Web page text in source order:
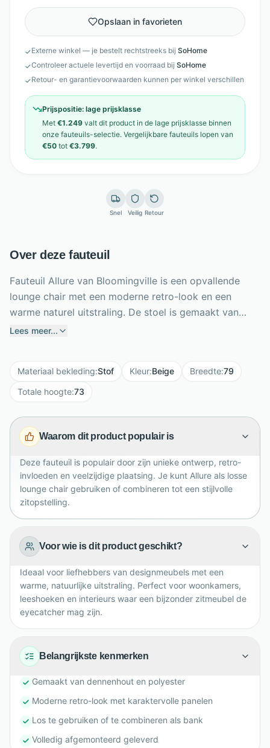
Opslaan in favorieten
✓Externe winkel — je bestelt rechtstreeks bij SoHome
✓Controleer actuele levertijd en voorraad bij SoHome
✓Retour- en garantievoorwaarden kunnen per winkel verschillen
Prijspositie: lage prijsklasse
Met €1.249 valt dit product in de lage prijsklasse binnen
onze fauteuils-selectie. Vergelijkbare fauteuils lopen van
€50 tot €3.799.
Snel Veilig Retour
Over deze fauteuil
Fauteuil Allure van Bloomingville is een opvallende
lounge chair met een moderne retro-look en een
warme naturel uitstraling. De stoel is gemaakt van
dennenhout en polyester, waardoor hij stevig aanvoelt
uitstraling. Gebruik hem los als comfortabele
loungestoel of plaats meerdere fauteuils naast elkaar
cm, diepte van 95 cm en totale hoogte van 73 cm
biedt deze fauteuil royale ontspanning. Voeg kussens
Lees meer...
Materiaal bekleding:Stof Kleur:Beige Breedte:79
Totale hoogte:73
Waarom dit product populair is
Deze fauteuil is populair door zijn unieke ontwerp, retro-
invloeden en veelzijdige plaatsing. Je kunt Allure als losse
lounge chair gebruiken of combineren tot een stijlvolle
zitopstelling.
Voor wie is dit product geschikt?
Ideaal voor liefhebbers van designmeubels met een
warme, natuurlijke uitstraling. Perfect voor woonkamers,
leeshoeken en interieurs waar een bijzonder zitmeubel de
eyecatcher mag zijn.
Belangrijkste kenmerken
Gemaakt van dennenhout en polyester
Moderne retro-look met karaktervolle panelen
Los te gebruiken of te combineren als bank
Volledig afgemonteerd geleverd